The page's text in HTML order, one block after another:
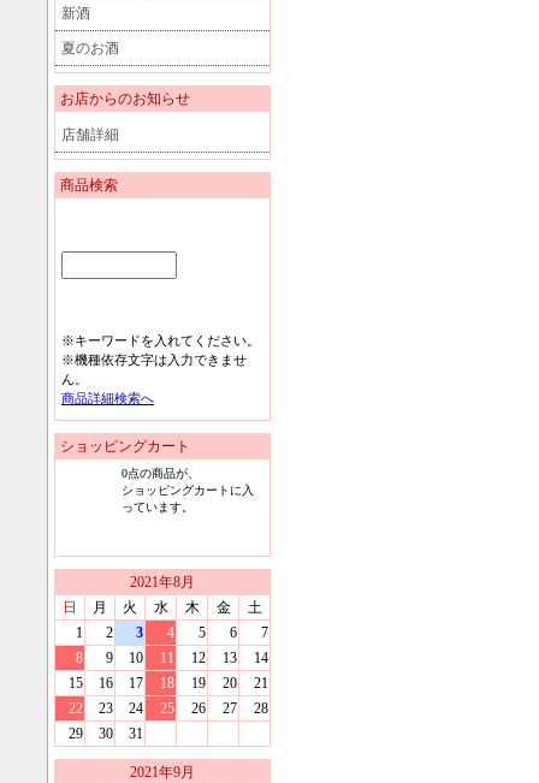
新酒
夏のお酒
お店からのお知らせ
店舗詳細
商品検索
※キーワードを入れてください。
※機種依存文字は入力できませ
ん。
商品詳細検索へ
ショッピングカート
0点の商品が、
ショッピングカートに入
っています。
2021年8月
日
月 火 水 木 金
土
1
2 3 4 5 6
7
8
9 10 11 12 13
14
15
16 17 18 19 20
21
22
23 24 25 26 27
28
29
30 31
2021年9月